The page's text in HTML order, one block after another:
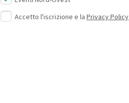
Accetto l'iscrizione e la Privacy Policy